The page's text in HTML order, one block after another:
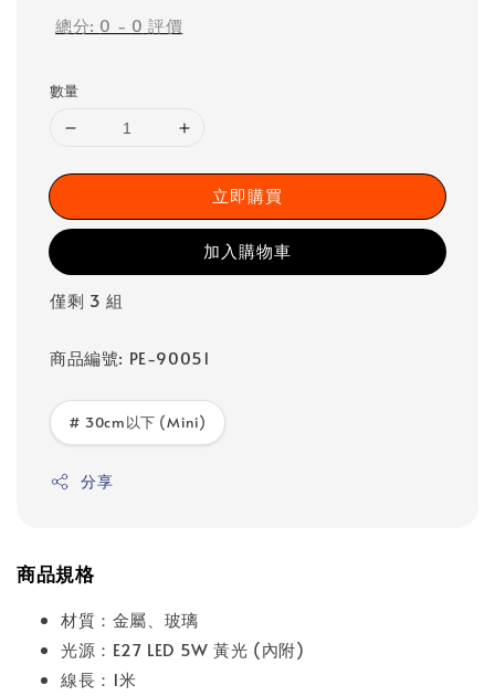
總分: 0 - 0 評價
數量
立即購買
加入購物車
僅剩 3 組
商品編號: PE-90051
# 30cm以下 (Mini)
分享
商品規格
材質：金屬、玻璃
光源：E27 LED 5W 黃光 (內附)
線長：1米